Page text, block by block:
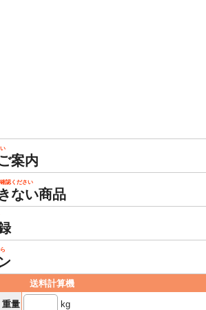
案内
認ください
ない商品
送料計算機
重量
kg